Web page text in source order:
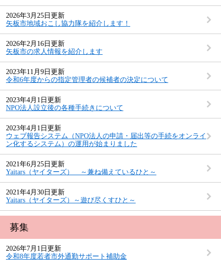
2026年3月25日更新
矢板市地域おこし協力隊を紹介します！
2026年2月16日更新
矢板市の求人情報を紹介します
2023年11月9日更新
令和6年度からの指定管理者の候補者の決定について
2023年4月1日更新
NPO法人設立後の各種手続きについて
2023年4月1日更新
ウェブ報告システム（NPO法人の申請・届出等の手続をオンライ
ン化するシステム）の運用が始まりました
2021年6月25日更新
Yaitars（ヤイターズ） ～兼ね備えているひと～
2021年4月30日更新
Yaitars（ヤイターズ）～遊び尽くすひと～
募集
2026年7月1日更新
令和8年度若者市外通勤サポート補助金